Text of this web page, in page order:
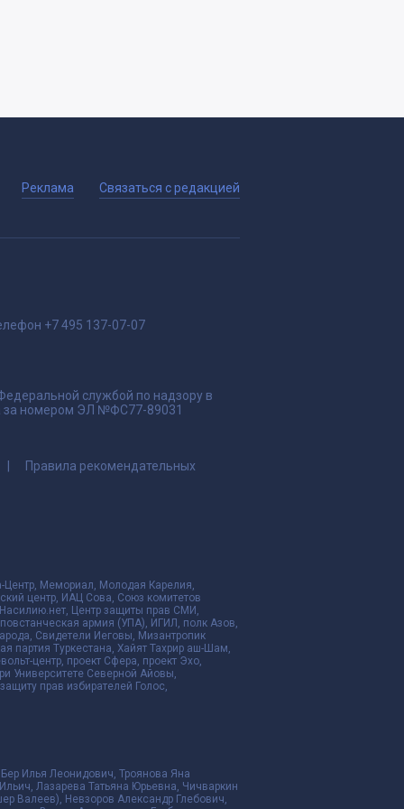
Реклама Связаться с редакцией
+7 495 137-07-07
службой по надзору в
за номером ЭЛ №ФС77-89031
Правила рекомендательных
Центр, Мемориал, Молодая Карелия,
центр, ИАЦ Сова, Союз комитетов
Центр защиты прав СМИ,
армия (УПА), ИГИЛ, полк Азов,
Свидетели Иеговы, Мизантропик
партия Туркестана, Хайят Тахрир аш-Шам,
центр, проект Сфера, проект Эхо,
Университете Северной Айовы,
прав избирателей Голос,
Илья Леонидович, Троянова Яна
Лазарева Татьяна Юрьевна, Чичваркин
Валеев), Невзоров Александр Глебович,